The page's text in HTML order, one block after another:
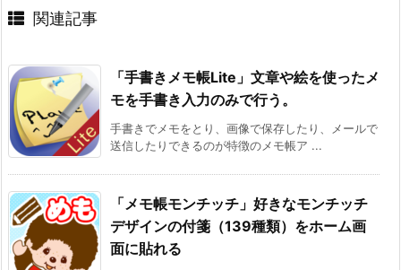
関連記事
「手書きメモ帳Lite」文章や絵を使ったメ
モを手書き入力のみで行う。
手書きでメモをとり、画像で保存したり、メールで
送信したりできるのが特徴のメモ帳ア ...
「メモ帳モンチッチ」好きなモンチッチ
デザインの付箋（139種類）をホーム画
面に貼れる